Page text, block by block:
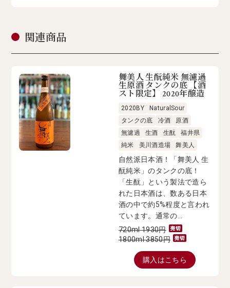
関連商品
舞美人 生酛純米 無濾過
生原酒 タンクの底 【酒
スト限定】 2020年醸造
2020BY
NaturalSour
タンクの底
冷酒
原酒
無濾過
生酒 生酛
福井県
純米
美川酒造場 舞美人
自然派日本酒！「舞美人 生
酛純米」のタンクの底！
「生酛」という製法で造ら
れた日本酒は、数ある日本
酒の中で約5%程度と言われ
ています。通常の...
720ml 1930円
1800ml 3850円
購入はこちら